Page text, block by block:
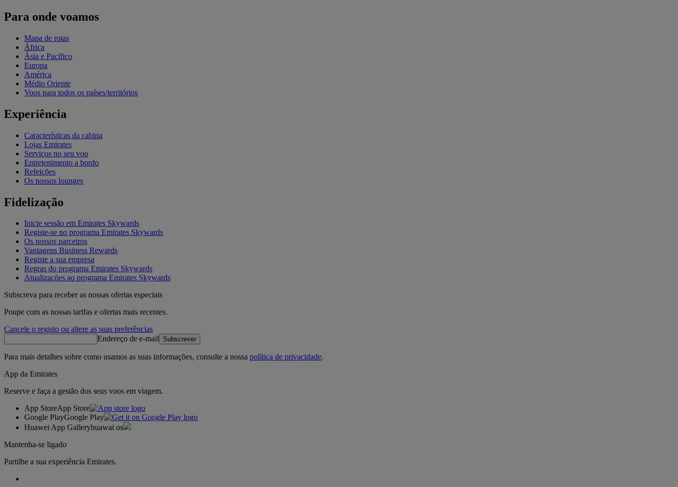
Para onde voamos
Mapa de rotas
África
Ásia e Pacífico
Europa
América
Médio Oriente
Voos para todos os países/territórios
Experiência
Características da cabina
Lojas Emirates
Serviços no seu voo
Entretenimento a bordo
Refeições
Os nossos lounges
Fidelização
Inicie sessão em Emirates Skywards
Registe-se no programa Emirates Skywards
Os nossos parceiros
Vantagens Business Rewards
Registe a sua empresa
Regras do programa Emirates Skywards
Atualizações ao programa Emirates Skywards
Subscreva para receber as nossas ofertas especiais
Poupe com as nossas tarifas e ofertas mais recentes.
Cancele o registo ou altere as suas preferências
Endereço de e-mail Subscrever
Para mais detalhes sobre como usamos as suas informações, consulte a nossa política de privacidade.
App da Emirates
Reserve e faça a gestão dos seus voos em viagem.
App StoreApp Store
Google PlayGoogle Play
Huawei App Galleryhuawai os
Mantenha-se ligado
Partilhe a sua experiência Emirates.